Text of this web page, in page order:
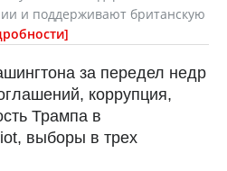
и поддерживают британскую
за передел недр
коррупция,
Трампа в
выборы в трех